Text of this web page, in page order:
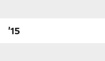
'15